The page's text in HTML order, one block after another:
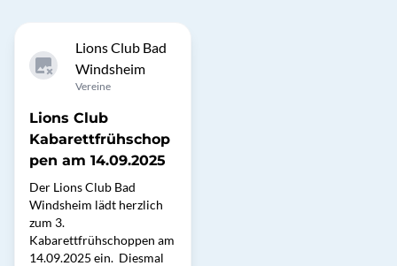
Lions Club Bad
Windsheim
Vereine
Lions Club
Kabarettfrühschop
pen am 14.09.2025
Der Lions Club Bad
Windsheim lädt herzlich
zum 3.
Kabarettfrühschoppen am
14.09.2025 ein. Diesmal